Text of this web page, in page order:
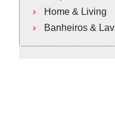
Home & Living
Banheiros &